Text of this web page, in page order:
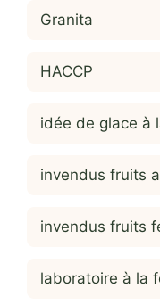
Granita
HACCP
idée de glace à
invendus fruits
invendus fruits
laboratoire à la